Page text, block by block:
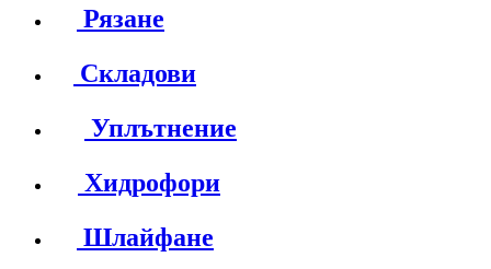
Рязане
Складови
Уплътнение
Хидрофори
Шлайфане